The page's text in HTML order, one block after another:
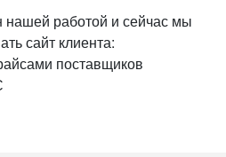
нашей работой и сейчас мы
сайт клиента:
поставщиков